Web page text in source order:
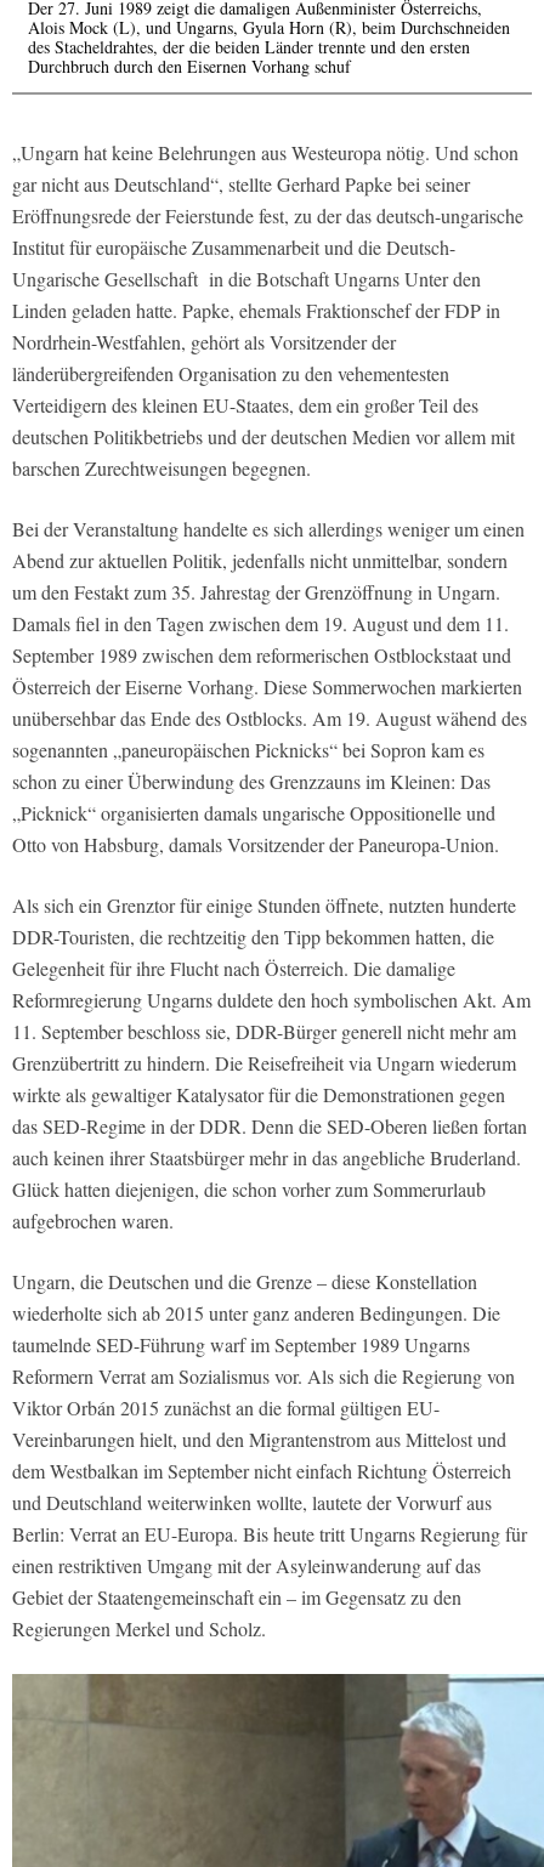
Der 27. Juni 1989 zeigt die damaligen Außenminister Österreichs,
Alois Mock (L), und Ungarns, Gyula Horn (R), beim Durchschneiden
des Stacheldrahtes, der die beiden Länder trennte und den ersten
Durchbruch durch den Eisernen Vorhang schuf
„Ungarn hat keine Belehrungen aus Westeuropa nötig. Und schon
gar nicht aus Deutschland“, stellte Gerhard Papke bei seiner
Eröffnungsrede der Feierstunde fest, zu der das deutsch-ungarische
Institut für europäische Zusammenarbeit und die Deutsch-
Ungarische Gesellschaft in die Botschaft Ungarns Unter den
Linden geladen hatte. Papke, ehemals Fraktionschef der FDP in
Nordrhein-Westfahlen, gehört als Vorsitzender der
länderübergreifenden Organisation zu den vehementesten
Verteidigern des kleinen EU-Staates, dem ein großer Teil des
deutschen Politikbetriebs und der deutschen Medien vor allem mit
barschen Zurechtweisungen begegnen.
Bei der Veranstaltung handelte es sich allerdings weniger um einen
Abend zur aktuellen Politik, jedenfalls nicht unmittelbar, sondern
um den Festakt zum 35. Jahrestag der Grenzöffnung in Ungarn.
Damals fiel in den Tagen zwischen dem 19. August und dem 11.
September 1989 zwischen dem reformerischen Ostblockstaat und
Österreich der Eiserne Vorhang. Diese Sommerwochen markierten
unübersehbar das Ende des Ostblocks. Am 19. August wähend des
sogenannten „paneuropäischen Picknicks“ bei Sopron kam es
schon zu einer Überwindung des Grenzzauns im Kleinen: Das
„Picknick“ organisierten damals ungarische Oppositionelle und
Otto von Habsburg, damals Vorsitzender der Paneuropa-Union.
Als sich ein Grenztor für einige Stunden öffnete, nutzten hunderte
DDR-Touristen, die rechtzeitig den Tipp bekommen hatten, die
Gelegenheit für ihre Flucht nach Österreich. Die damalige
Reformregierung Ungarns duldete den hoch symbolischen Akt. Am
11. September beschloss sie, DDR-Bürger generell nicht mehr am
Grenzübertritt zu hindern. Die Reisefreiheit via Ungarn wiederum
wirkte als gewaltiger Katalysator für die Demonstrationen gegen
das SED-Regime in der DDR. Denn die SED-Oberen ließen fortan
auch keinen ihrer Staatsbürger mehr in das angebliche Bruderland.
Glück hatten diejenigen, die schon vorher zum Sommerurlaub
aufgebrochen waren.
Ungarn, die Deutschen und die Grenze – diese Konstellation
wiederholte sich ab 2015 unter ganz anderen Bedingungen. Die
taumelnde SED-Führung warf im September 1989 Ungarns
Reformern Verrat am Sozialismus vor. Als sich die Regierung von
Viktor Orbán 2015 zunächst an die formal gültigen EU-
Vereinbarungen hielt, und den Migrantenstrom aus Mittelost und
dem Westbalkan im September nicht einfach Richtung Österreich
und Deutschland weiterwinken wollte, lautete der Vorwurf aus
Berlin: Verrat an EU-Europa. Bis heute tritt Ungarns Regierung für
einen restriktiven Umgang mit der Asyleinwanderung auf das
Gebiet der Staatengemeinschaft ein – im Gegensatz zu den
Regierungen Merkel und Scholz.